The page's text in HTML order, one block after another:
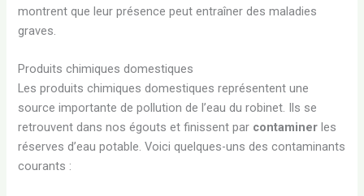
montrent que leur présence peut entraîner des maladies
graves.
Produits chimiques domestiques
Les produits chimiques domestiques représentent une
source importante de pollution de l’eau du robinet. Ils se
retrouvent dans nos égouts et finissent par contaminer les
réserves d’eau potable. Voici quelques-uns des contaminants
courants :